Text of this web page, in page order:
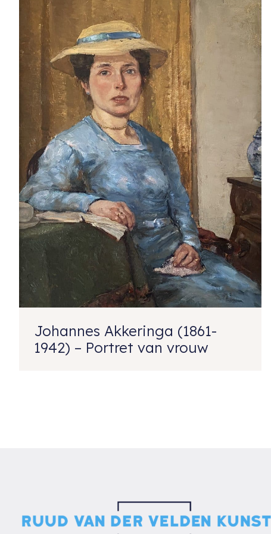
Johannes Akkeringa (1861-
1942) – Portret van vrouw